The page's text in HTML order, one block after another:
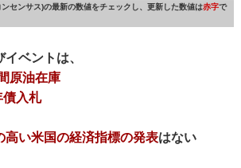
センサス)の最新の数値をチェックし、更新した数値は赤字で
ベントは、
原油在庫
債入札
高い米国の経済指標の発表はない